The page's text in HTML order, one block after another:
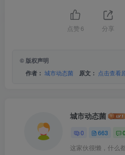
点赞 6 分享
© 版权声明
作者： 城市动态菌 原文： 点击查看
城市动态菌
0 663 0
这家伙很懒，什么